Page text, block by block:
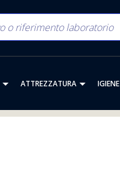
ATTREZZATURA IGIENE